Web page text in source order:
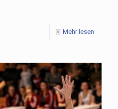
Mehr lesen